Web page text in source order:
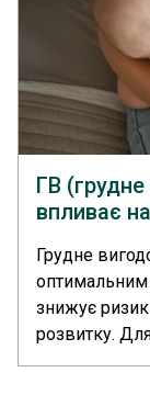
ГВ
впливає
Грудне
оптимальним
знижує
розвитку.
після